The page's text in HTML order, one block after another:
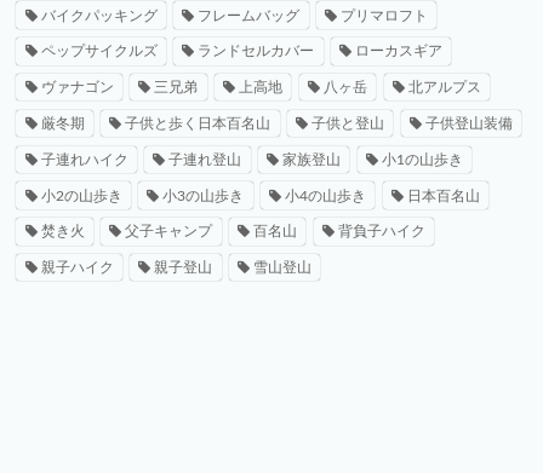
バイクパッキング フレームバッグ プリマロフト
ペップサイクルズ ランドセルカバー ローカスギア
ヴァナゴン 三兄弟 上高地 八ヶ岳 北アルプス
厳冬期 子供と歩く日本百名山 子供と登山 子供登山装備
子連れハイク 子連れ登山 家族登山 小1の山歩き
小2の山歩き 小3の山歩き 小4の山歩き 日本百名山
焚き火 父子キャンプ 百名山 背負子ハイク
親子ハイク 親子登山 雪山登山